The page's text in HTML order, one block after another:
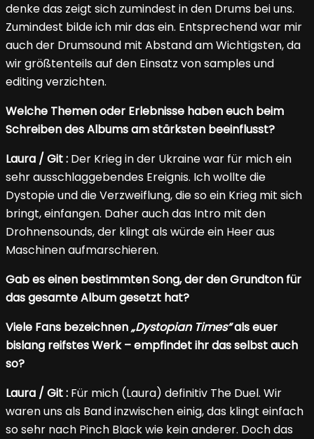
denke das zeigt sich zumindest in den Drums bei uns.
Zumindest bilde ich mir das ein. Entsprechend war mir
auch der Drumsound mit Abstand am Wichtigsten, da
wir größtenteils auf den Einsatz von samples und
editing verzichten.
Welche Themen oder Erlebnisse haben euch beim
Schreiben des Albums am stärksten beeinflusst?
Laura / Git : Der Krieg in der Ukraine war für mich ein
sehr ausschlaggebendes Ereignis. Ich wollte die
Dystopie und die Verzweiflung, die so ein Krieg mit sich
bringt, einfangen. Daher auch das Intro mit den
Drohnensounds, der klingt als würde ein Heer aus
Maschinen aufmarschieren.
Gab es einen bestimmten Song, der den Grundton für
das gesamte Album gesetzt hat?
Viele Fans bezeichnen„Dystopian Times“als euer
bislang reifstes Werk – empfindet ihr das selbst auch
so?
Laura / Git : Für mich (Laura) definitiv The Duel. Wir
waren uns als Band inzwischen einig, das klingt einfach
so sehr nach Pinch Black wie kein anderer. Doch das